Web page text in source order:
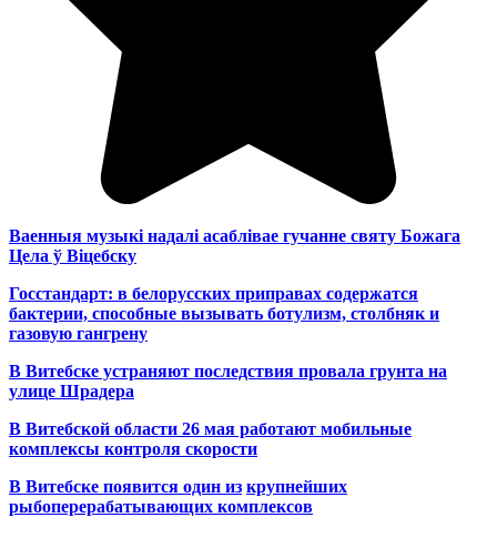
Ваенныя музыкі надалі асаблівае гучанне святу Божага
Цела ў Віцебску
Госстандарт: в белорусских приправах содержатся
бактерии, способные вызывать ботулизм, столбняк и
газовую гангрену
В Витебске устраняют последствия провала грунта на
улице Шрадера
В Витебской области 26 мая работают мобильные
комплексы контроля скорости
В Витебске появится один из крупнейших
рыбоперерабатывающих комплексов